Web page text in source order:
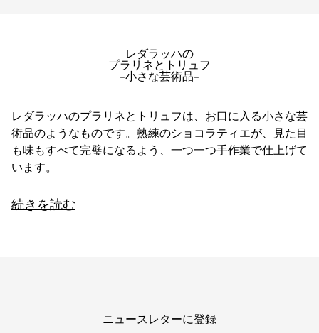
レダラッハの
プラリネとトリュフ
-小さな芸術品-
レダラッハのプラリネとトリュフは、お口に入る小さな芸
術品のようなものです。熟練のショコラティエが、見た目
も味もすべて完璧になるよう、一つ一つ手作業で仕上げて
います。
かつて逸話で「人生はチョコレートの箱のようなものだ。何が出
てくるかは、食べてみなくてはわからない」とありました。それ
常に最高級のチョコレートを手に入れることが出来るのです。
続きを読む
ニュースレターに登録